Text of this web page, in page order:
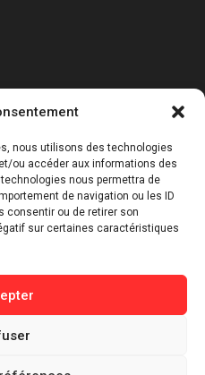
nous utilisons des technologies
ou accéder aux informations des
nous permettra de
de navigation ou les ID
consentir ou de retirer son
sur certaines caractéristiques